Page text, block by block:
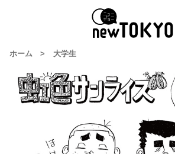
ホーム > 大学生